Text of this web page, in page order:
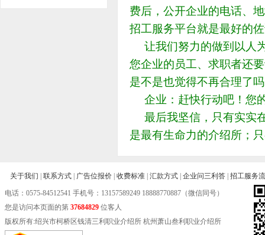
费后，公开企业的电话、
招工服务平台就是最好的
让我们努力的做到以人
您企业的员工、求职者还
是不是也觉得不再合理了
企业：赶快行动吧！您
最后我坚信，只有实实
是最有生命力的介绍所；
关于我们 联系方式 广告位报价 收费标准 汇款方式 企业问三利答 招工服务
电话： 0575-84512541 手机号：13157589249 18888770887（微信同号）
您是访问本页面的第 37684829 位客人
版权所有:绍兴市柯桥区钱清三利职业介绍所 杭州萧山叁利职业介绍所